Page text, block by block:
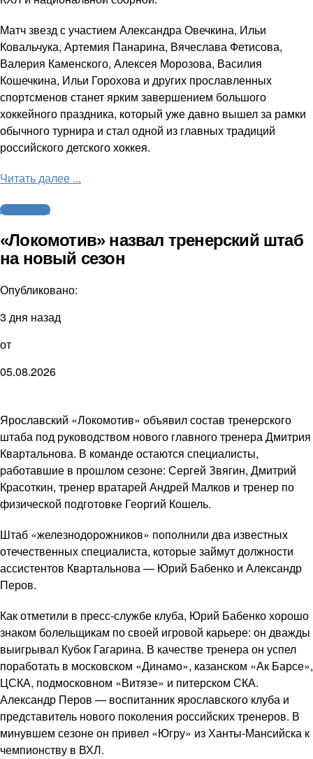
Матч звезд с участием Александра Овечкина, Ильи
Ковальчука, Артемия Панарина, Вячеслава Фетисова,
Валерия Каменского, Алексея Морозова, Василия
Кошечкина, Ильи Горохова и других прославленных
спортсменов станет ярким завершением большого
хоккейного праздника, который уже давно вышел за рамки
обычного турнира и стал одной из главных традиций
российского детского хоккея.
Читать далее ...
Другие виды
«Локомотив» назвал тренерский штаб
на новый сезон
Опубликовано:
3 дня назад
от
05.08.2026
Ярославский «Локомотив» объявил состав тренерского
штаба под руководством нового главного тренера Дмитрия
Квартальнова. В команде остаются специалисты,
работавшие в прошлом сезоне: Сергей Звягин, Дмитрий
Красоткин, тренер вратарей Андрей Малков и тренер по
физической подготовке Георгий Кошель.
Штаб «железнодорожников» пополнили два известных
отечественных специалиста, которые займут должности
ассистентов Квартальнова — Юрий Бабенко и Александр
Перов.
Как отметили в пресс-службе клуба, Юрий Бабенко хорошо
знаком болельщикам по своей игровой карьере: он дважды
выигрывал Кубок Гагарина. В качестве тренера он успел
поработать в московском «Динамо», казанском «Ак Барсе»,
ЦСКА, подмосковном «Витязе» и питерском СКА.
Александр Перов — воспитанник ярославского клуба и
представитель нового поколения российских тренеров. В
минувшем сезоне он привел «Югру» из Ханты-Мансийска к
чемпионству в ВХЛ.